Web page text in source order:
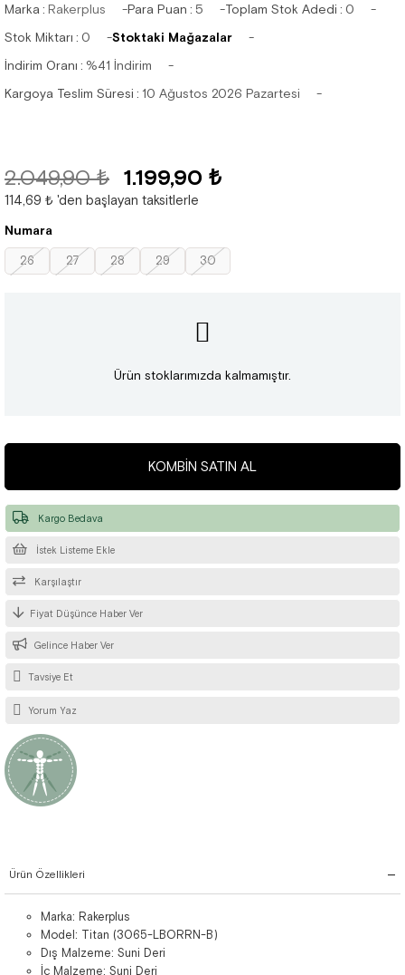
Marka : Rakerplus Para Puan : 5 Toplam Stok Adedi : 0
Stok Miktarı : 0
Stoktaki Mağazalar
İndirim Oranı : %41 İndirim
Kargoya Teslim Süresi : 10 Ağustos 2026 Pazartesi
2.049,90 ₺ 1.199,90 ₺
114,69 ₺ 'den başlayan taksitlerle
Numara
26 27 28 29 30
KOMBIN SATIN AL
Ürün stoklarımızda kalmamıştır.
İstek Listeme Ekle
Karşılaştır
Fiyat Düşünce Haber Ver
Kargo Bedava
Gelince Haber Ver
Tavsiye Et
Yorum Yaz
Ürün Özellikleri
Marka: Rakerplus
Model: Titan (3065-LBORRN-B)
Dış Malzeme: Suni Deri
İç Malzeme: Suni Deri